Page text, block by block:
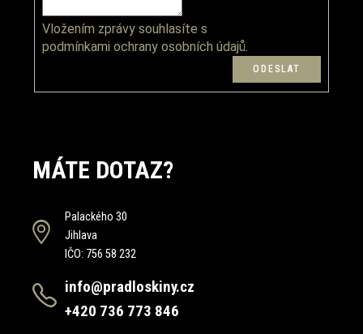
Vložením zprávy souhlasíte s
podmínkami ochrany osobních údajů.
MÁTE DOTAZ?
Palackého 30
Jihlava
IČO: 756 58 232
info@pradloskiny.cz
+420 736 773 846